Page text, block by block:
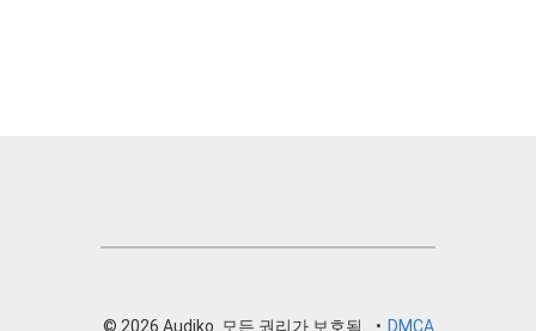
© 2026 Audiko. 모든 권리가 보호됨. • DMCA